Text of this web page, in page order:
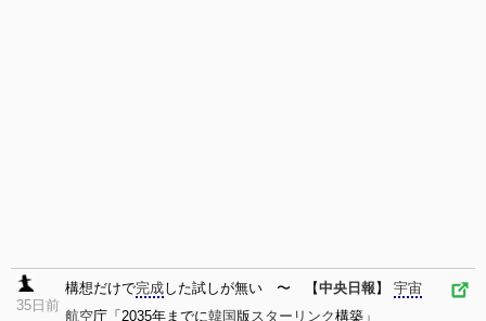
35日前
構想だけで完成した試しが無い 〜 【中央日報 】 宇宙
航空庁「2035年までに韓国 版スターリンク構築」